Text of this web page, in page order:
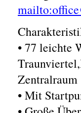
• 77 leichte
Zentralraum
• Mit